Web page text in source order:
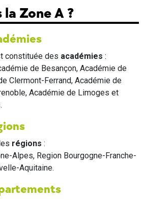
Zone A ?
constituée des académies :
de Besançon, Académie de
Clermont-Ferrand, Académie de
Académie de Limoges et
régions :
Alpes, Region Bourgogne-Franche-
Aquitaine.